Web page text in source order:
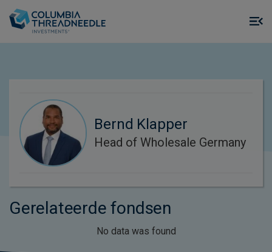
Bernd Klapper
Head of Wholesale Germany
Gerelateerde fondsen
No data was found